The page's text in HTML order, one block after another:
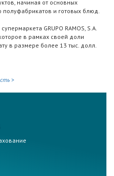
начиная от основных
полуфабрикатов и готовых блюд.
GRUPO RAMOS, S.A.
в рамках своей доли
в размере более 13 тыс. долл.
>